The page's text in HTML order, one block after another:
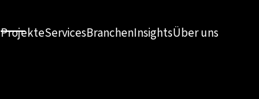
ProjekteServicesBranchenInsightsÜber uns